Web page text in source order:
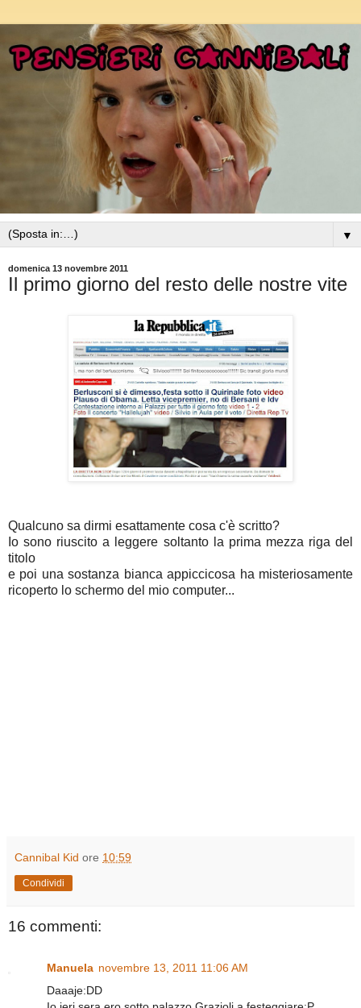
▼
domenica 13 novembre 2011
Il primo giorno del resto delle nostre vite
Qualcuno sa dirmi esattamente cosa c'è scritto?
Io sono riuscito a leggere soltanto la prima mezza riga del
titolo
e poi una sostanza bianca appiccicosa ha misteriosamente
ricoperto lo schermo del mio computer...
Cannibal Kid ore 10:59
Condividi
16 commenti:
Manuela novembre 13, 2011 11:06 AM
Daaaje:DD